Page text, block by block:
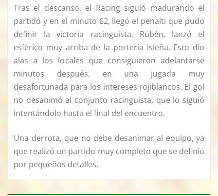
Tras el descanso, el Racing siguió madurando el
partido y en el minuto 62, llegó el penalti que pudo
definir la victoria racinguista. Rubén, lanzó el
esférico muy arriba de la portería isleña. Esto dio
alas a los locales que consiguieron adelantarse
minutos después, en una jugada muy
desafortunada para los intereses rojiblancos. El gol
no desanimó al conjunto racinguista, que lo siguió
intentándolo hasta el final del encuentro.
Una derrota, que no debe desanimar al equipo, ya
que realizó un partido muy completo que se definió
por pequeños detalles.